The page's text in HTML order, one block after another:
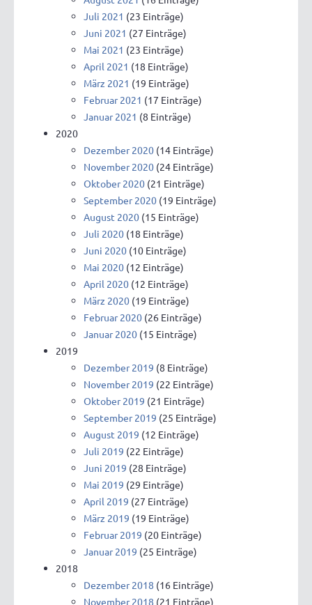
Juli 2021 (23 Einträge)
Juni 2021 (27 Einträge)
Mai 2021 (23 Einträge)
April 2021 (18 Einträge)
März 2021 (19 Einträge)
Februar 2021 (17 Einträge)
Januar 2021 (8 Einträge)
2020
Dezember 2020 (14 Einträge)
November 2020 (24 Einträge)
Oktober 2020 (21 Einträge)
September 2020 (19 Einträge)
August 2020 (15 Einträge)
Juli 2020 (18 Einträge)
Juni 2020 (10 Einträge)
Mai 2020 (12 Einträge)
April 2020 (12 Einträge)
März 2020 (19 Einträge)
Februar 2020 (26 Einträge)
Januar 2020 (15 Einträge)
2019
Dezember 2019 (8 Einträge)
November 2019 (22 Einträge)
Oktober 2019 (21 Einträge)
September 2019 (25 Einträge)
August 2019 (12 Einträge)
Juli 2019 (22 Einträge)
Juni 2019 (28 Einträge)
Mai 2019 (29 Einträge)
April 2019 (27 Einträge)
März 2019 (19 Einträge)
Februar 2019 (20 Einträge)
Januar 2019 (25 Einträge)
2018
Dezember 2018 (16 Einträge)
November 2018 (21 Einträge)